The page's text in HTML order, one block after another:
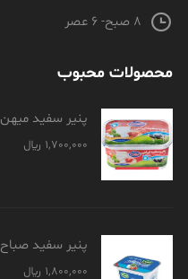
8 صبح- 6 عصر
محصولات محبوب
پنیر سفید میهن
1,700,000 ﷼
پنیر سفید صباح
1,800,000 ﷼